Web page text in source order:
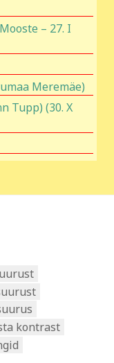
– 27. I
Meremäe)
Tupp) (30. X
kontrast